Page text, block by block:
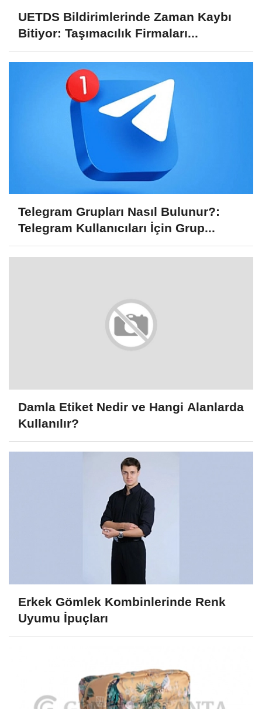
UETDS Bildirimlerinde Zaman Kaybı
Bitiyor: Taşımacılık Firmaları...
Telegram Grupları Nasıl Bulunur?:
Telegram Kullanıcıları İçin Grup...
Damla Etiket Nedir ve Hangi Alanlarda
Kullanılır?
Erkek Gömlek Kombinlerinde Renk
Uyumu İpuçları